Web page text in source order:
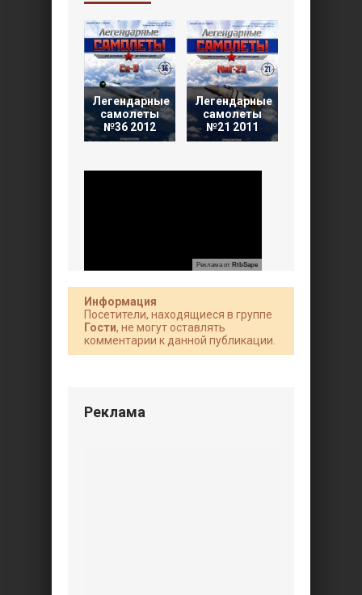
Легендарные
самолеты
№36 2012
Легендарные
самолеты
№21 2011
Реклама от RtbSape
Информация
Посетители, находящиеся в группе
Гости, не могут оставлять
комментарии к данной публикации.
Реклама